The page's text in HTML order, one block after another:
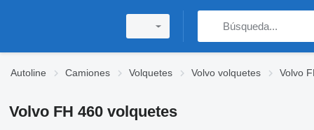
Autoline Camiones Volquetes Volvo volquetes Volvo
Volvo FH 460 volquetes